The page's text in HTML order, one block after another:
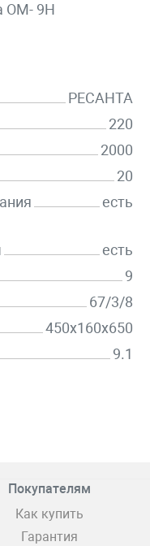
ОМ- 9Н
РЕСАНТА
220
2000
20
есть
есть
9
67/3/8
450х160х650
9.1
Покупателям
Как купить
Гарантия